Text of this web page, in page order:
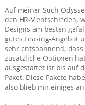
Auf meiner Such-
den HR-V entschieden,
Designs am besten
gutes Leasing-Angebot
sehr entspannend,
zusätzliche Optionen
ausgestattet ist bis auf
Paket. Diese Pakete
also blieb mir einiges